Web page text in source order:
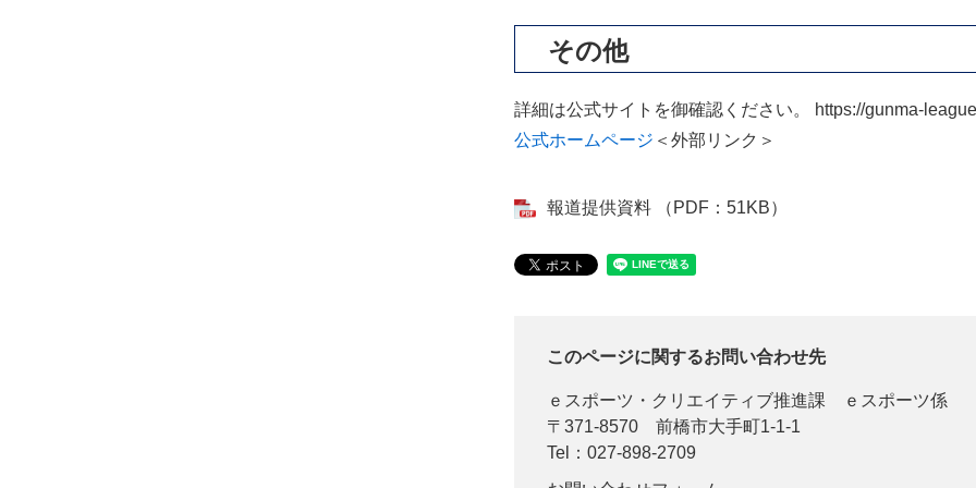
その他
詳細は公式サイトを御確認ください。 https://gunma-
公式ホームページ ＜外部リンク＞
報道提供資料 （PDF：51KB）
このページに関するお問い合わせ先
ｅスポーツ・クリエイティブ推進課
ｅスポーツ係
〒371-8570
前橋市大手町1-1-1
Tel：027-898-2709